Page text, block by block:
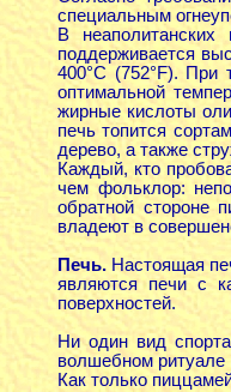
специальным
В
поддерживается
400°С (752°F). При
оптимальной
жирные кислоты
печь топится
дерево, а также
Каждый, кто
чем фольклор:
обратной стороне
владеют в
Печь. Настоящая
являются печи с
поверхностей.
Ни один вид
волшебном ритуале
Как только